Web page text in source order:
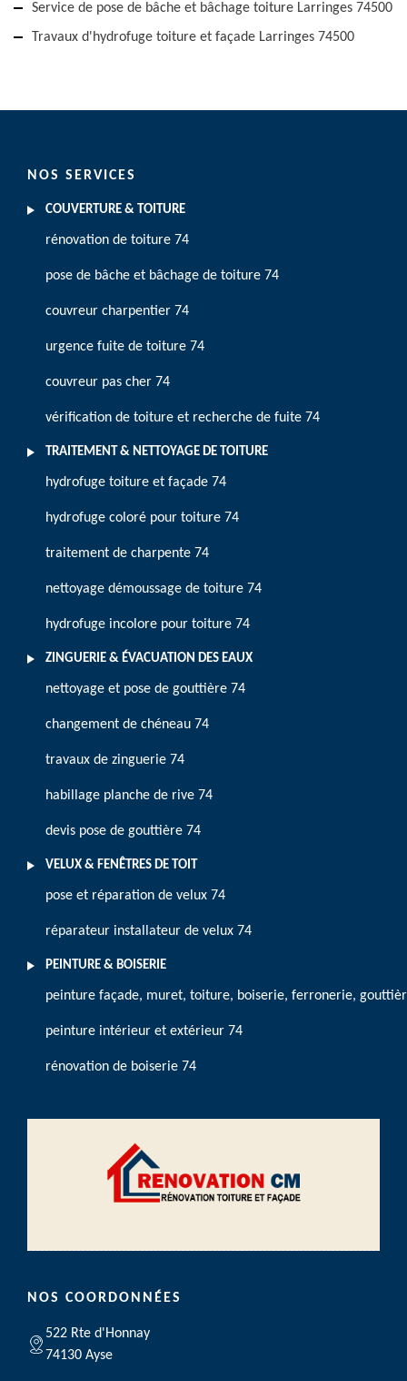
Service de pose de bâche et bâchage toiture Larringes 74500
Travaux d'hydrofuge toiture et façade Larringes 74500
NOS SERVICES
COUVERTURE & TOITURE
rénovation de toiture 74
pose de bâche et bâchage de toiture 74
couvreur charpentier 74
urgence fuite de toiture 74
couvreur pas cher 74
vérification de toiture et recherche de fuite 74
TRAITEMENT & NETTOYAGE DE TOITURE
hydrofuge toiture et façade 74
hydrofuge coloré pour toiture 74
traitement de charpente 74
nettoyage démoussage de toiture 74
hydrofuge incolore pour toiture 74
ZINGUERIE & ÉVACUATION DES EAUX
nettoyage et pose de gouttière 74
changement de chéneau 74
travaux de zinguerie 74
habillage planche de rive 74
devis pose de gouttière 74
VELUX & FENÊTRES DE TOIT
pose et réparation de velux 74
réparateur installateur de velux 74
PEINTURE & BOISERIE
peinture façade, muret, toiture, boiserie, ferronerie,
peinture intérieur et extérieur 74
rénovation de boiserie 74
NOS COORDONNÉES
522 Rte d'Honnay
74130 Ayse